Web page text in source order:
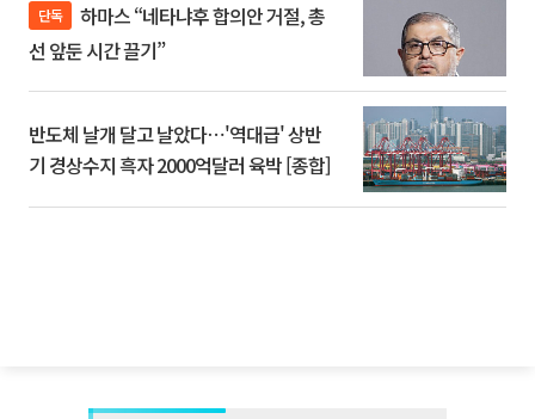
단독
선 앞둔 시간 끌기”
반도체 날개 달고 날았다⋯'역대급' 상반
기 경상수지 흑자 2000억달러 육박 [종합]